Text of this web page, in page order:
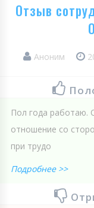
Отзыв
Аноним
Пол года работаю.
отношение со
при трудо
Подробнее >>